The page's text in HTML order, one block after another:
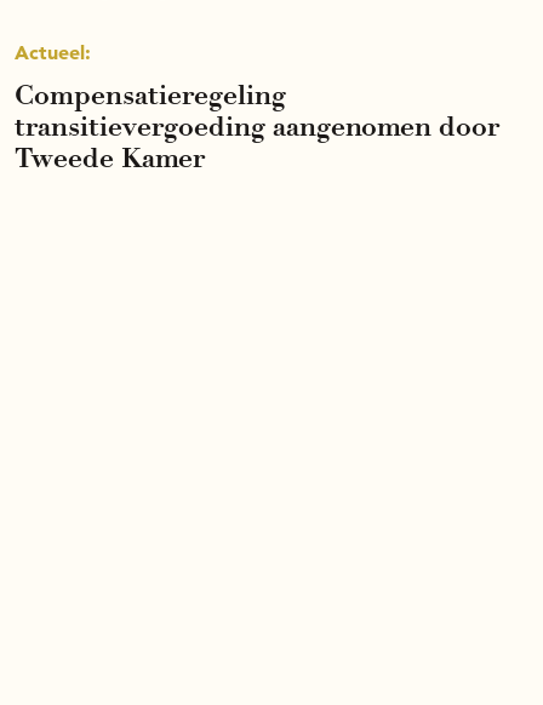
Actueel:
Compensatieregeling
transitievergoeding aangenomen door
Tweede Kamer